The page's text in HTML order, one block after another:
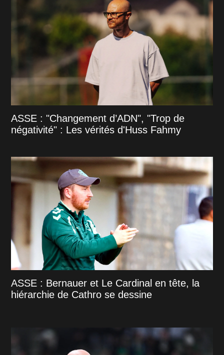
ASSE : "Changement d’ADN", "Trop de
négativité" : Les vérités d'Huss Fahmy
ASSE : Bernauer et Le Cardinal en tête, la
hiérarchie de Cathro se dessine